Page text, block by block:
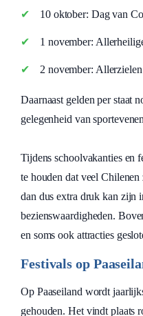
10 oktober: Dag van
1 november:
2 november: Allerzielen
Daarnaast gelden per staat
gelegenheid van
Tijdens schoolvakanties en
te houden dat veel
dan dus extra druk kan zijn
bezienswaardigheden.
en soms ook attracties
Festivals op
Op Paaseiland wordt
gehouden. Het vindt plaats